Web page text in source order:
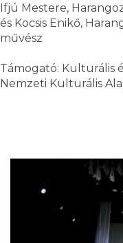
Ifjú Mestere,
és Kocsis Enikő,
művész
Támogató: Kulturális
Nemzeti Kulturális